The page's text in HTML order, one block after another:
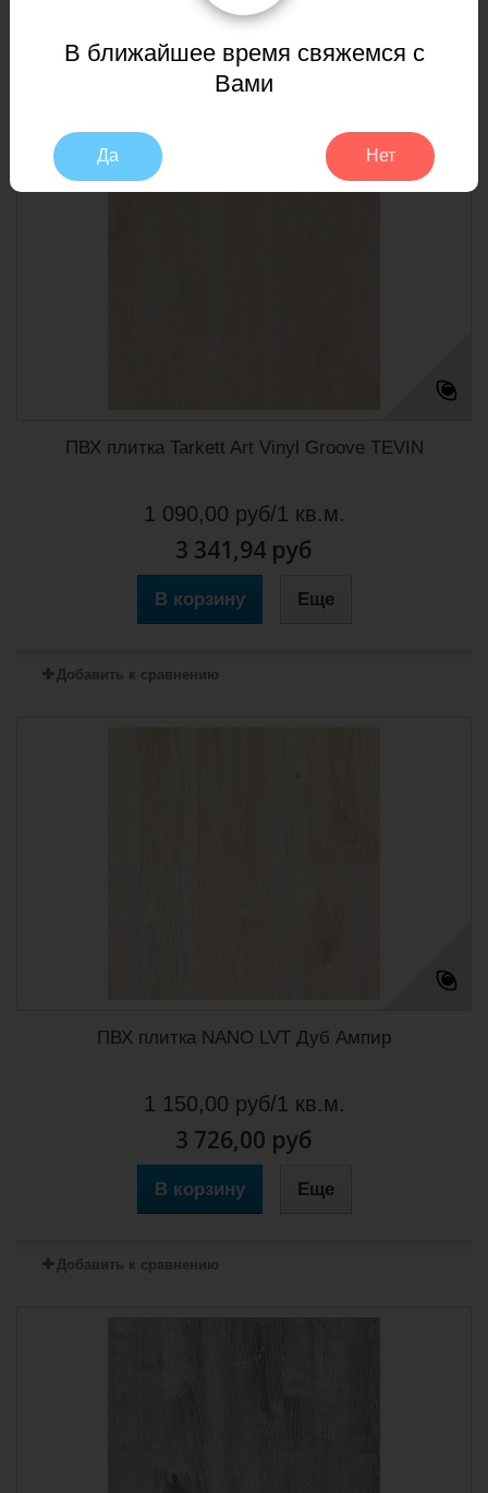
В ближайшее время свяжемся с
Вами
Да Нет
В корзину
Добавить к сравнению
ПВХ плитка Tarkett Art Vinyl Groove TEVIN
1 090,00 руб/1 кв.м.
3 341,94 руб
В корзину Еще
Добавить к сравнению
ПВХ плитка NANO LVT Дуб Ампир
1 150,00 руб/1 кв.м.
3 726,00 руб
В корзину Еще
Добавить к сравнению